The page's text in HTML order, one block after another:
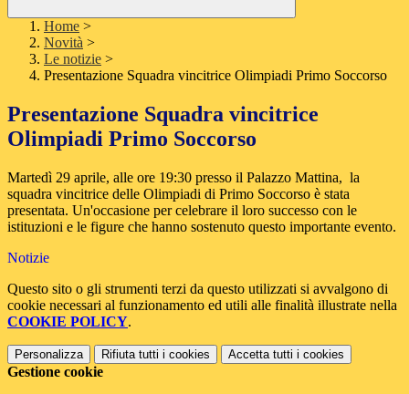
Home >
Novità >
Le notizie >
Presentazione Squadra vincitrice Olimpiadi Primo Soccorso
Presentazione Squadra vincitrice
Olimpiadi Primo Soccorso
Martedì 29 aprile, alle ore 19:30 presso il Palazzo Mattina, la
squadra vincitrice delle Olimpiadi di Primo Soccorso è stata
presentata. Un'occasione per celebrare il loro successo con le
istituzioni e le figure che hanno sostenuto questo importante evento.
Notizie
Questo sito o gli strumenti terzi da questo utilizzati si avvalgono di
cookie necessari al funzionamento ed utili alle finalità illustrate nella
COOKIE POLICY.
Personalizza Rifiuta tutti i cookies Accetta tutti i cookies
Gestione cookie